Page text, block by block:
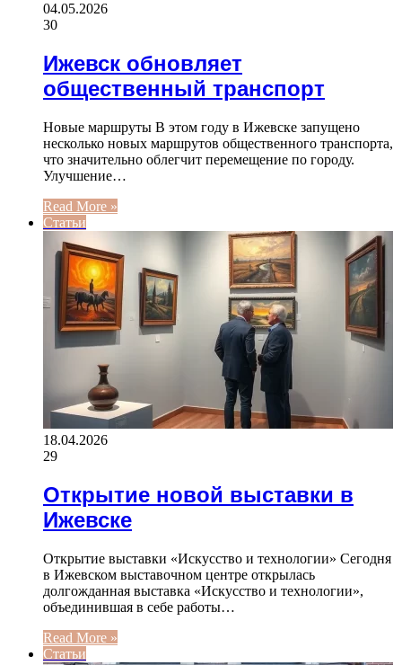
04.05.2026
30
Ижевск обновляет
общественный транспорт
Новые маршруты В этом году в Ижевске запущено
несколько новых маршрутов общественного транспорта,
что значительно облегчит перемещение по городу.
Улучшение…
Read More »
Статьи
18.04.2026
29
Открытие новой выставки в
Ижевске
Открытие выставки «Искусство и технологии» Сегодня
в Ижевском выставочном центре открылась
долгожданная выставка «Искусство и технологии»,
объединившая в себе работы…
Read More »
Статьи